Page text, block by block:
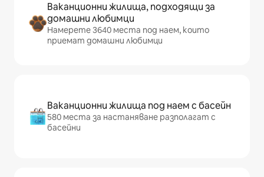
Ваканционни жилища, подходящи за
домашни любимци
Намерете 3640 места под наем, които
приемат домашни любимци
Ваканционни жилища под наем с басейн
580 места за настаняване разполагат с
басейни